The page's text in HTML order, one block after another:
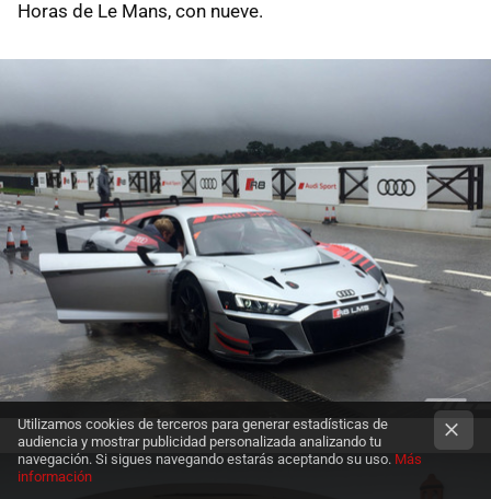
Horas de Le Mans, con nueve.
Utilizamos cookies de terceros para generar estadísticas de
audiencia y mostrar publicidad personalizada analizando tu
navegación. Si sigues navegando estarás aceptando su uso. Más
información